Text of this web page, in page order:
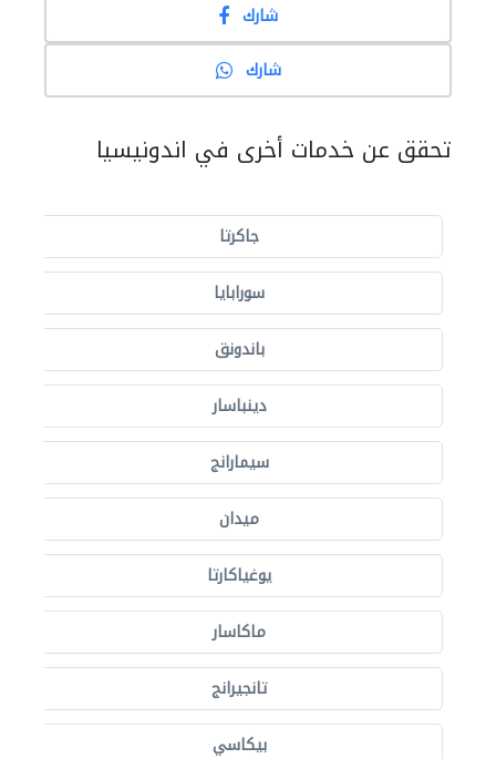
شارك
شارك
تحقق عن خدمات أخرى في اندونيسيا
جاكرتا
سورابايا
باندونق
دينباسار
سيمارانج
ميدان
يوغياكارتا
ماكاسار
تانجيرانج
بيكاسي